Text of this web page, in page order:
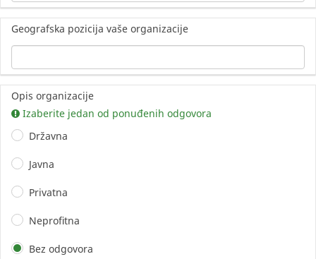
Geografska pozicija vaše organizacije
Opis organizacije
Izaberite jedan od ponuđenih odgovora
Državna
Javna
Privatna
Neprofitna
Bez odgovora